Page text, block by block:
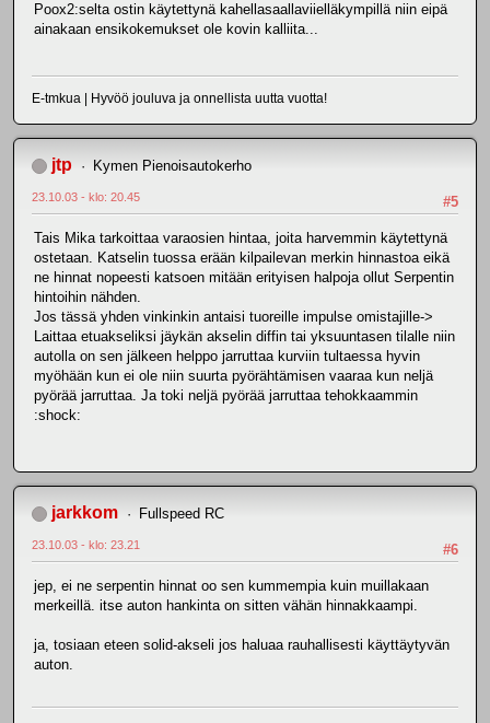
Poox2:selta ostin käytettynä kahellasaallaviielläkympillä niin eipä
ainakaan ensikokemukset ole kovin kalliita...
E-tmkua | Hyvöö jouluva ja onnellista uutta vuotta!
jtp Kymen Pienoisautokerho
#5
23.10.03 - klo: 20.45
Tais Mika tarkoittaa varaosien hintaa, joita harvemmin käytettynä
ostetaan. Katselin tuossa erään kilpailevan merkin hinnastoa eikä
ne hinnat nopeesti katsoen mitään erityisen halpoja ollut Serpentin
hintoihin nähden.
Jos tässä yhden vinkinkin antaisi tuoreille impulse omistajille->
Laittaa etuakseliksi jäykän akselin diffin tai yksuuntasen tilalle niin
autolla on sen jälkeen helppo jarruttaa kurviin tultaessa hyvin
myöhään kun ei ole niin suurta pyörähtämisen vaaraa kun neljä
pyörää jarruttaa. Ja toki neljä pyörää jarruttaa tehokkaammin
:shock:
jarkkom Fullspeed RC
#6
23.10.03 - klo: 23.21
jep, ei ne serpentin hinnat oo sen kummempia kuin muillakaan
merkeillä. itse auton hankinta on sitten vähän hinnakkaampi.
ja, tosiaan eteen solid-akseli jos haluaa rauhallisesti käyttäytyvän
auton.